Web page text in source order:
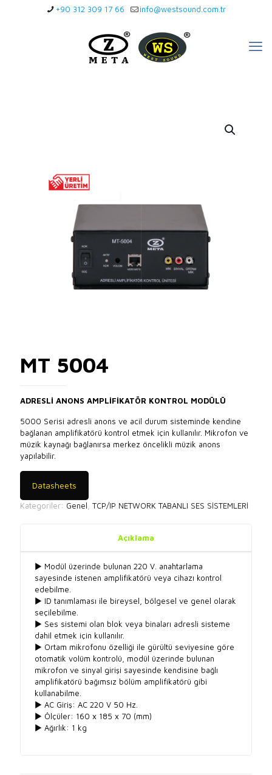
+90 312 309 17 66 info@westsound.com.tr
MT 5004
ADRESLİ ANONS AMPLİFİKATÖR KONTROL MODÜLÜ
5000 Serisi adresli anons ve acil durum sisteminde kendine
bağlanan amplifikatörü kontrol etmek için kullanılır. Mikrofon ve
müzik kaynağı bağlanırsa merkez öncelikli müzik anons
yapılabilir.
Datasheets
Kategoriler: Genel TCP/IP NETWORK TABANLI SES SİSTEMLERİ
Açıklama
► Modül üzerinde bulunan 220 V. anahtarlama
sayesinde istenen amplifikatörü veya cihazı kontrol
edebilme.
► ID tanımlaması ile bireysel, bölgesel ve genel olarak
seçilebilme.
► Ses sistemi olan blok veya binaları adresli sisteme
dahil etmek için kullanılır.
► Ortam mikrofonu özelliği ile gürültü seviyesine göre
otomatik volüm kontrolü, modül üzerinde bulunan
mikrofon ve sinyal girişi sayesinde kendisine bağlı
amplifikatörü bağımsız bölüm amplifikatörü gibi
kullanabilme.
► AC Giriş: AC 220 V 50 Hz.
► Ölçüler: 160 x 185 x 70 (mm)
► Ağırlık: 1 kg